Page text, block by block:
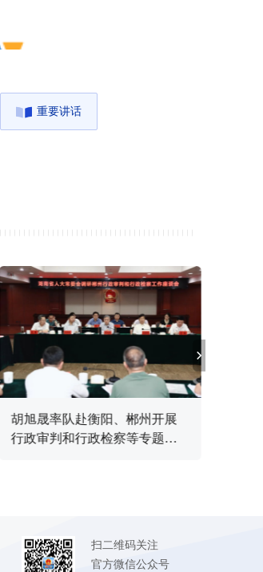
重要讲话
胡旭晟率队赴衡阳、郴州开展
行政审判和行政检察等专题调
扫二维码关注
官方微信公众号